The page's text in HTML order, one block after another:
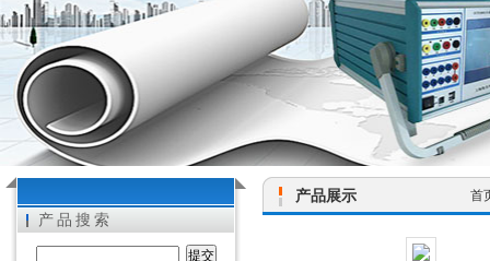
产品搜索
产品展示 首